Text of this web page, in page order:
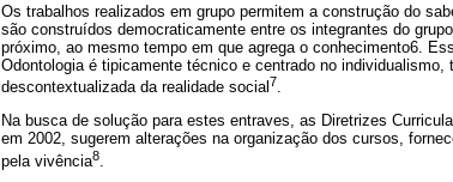
Os trabalhos realizados em grupo permitem a construção do
são construídos democraticamente entre os integrantes do
próximo, ao mesmo tempo em que agrega o conhecimento6.
Odontologia é tipicamente técnico e centrado no
descontextualizada da realidade social7.
Na busca de solução para estes entraves, as Diretrizes
em 2002, sugerem alterações na organização dos cursos,
pela vivência8